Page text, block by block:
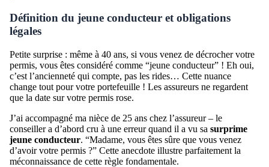
Définition du jeune conducteur et obligations
légales
Petite surprise : même à 40 ans, si vous venez de décrocher votre
permis, vous êtes considéré comme “jeune conducteur” ! Eh oui,
c’est l’ancienneté qui compte, pas les rides… Cette nuance
change tout pour votre portefeuille ! Les assureurs ne regardent
que la date sur votre permis rose.
J’ai accompagné ma nièce de 25 ans chez l’assureur – le
conseiller a d’abord cru à une erreur quand il a vu sa surprime
jeune conducteur. “Madame, vous êtes sûre que vous venez
d’avoir votre permis ?” Cette anecdote illustre parfaitement la
méconnaissance de cette règle fondamentale.